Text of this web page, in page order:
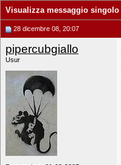
Visualizza messaggio singolo
28 dicembre 08, 20:07
pipercubgiallo
Usur